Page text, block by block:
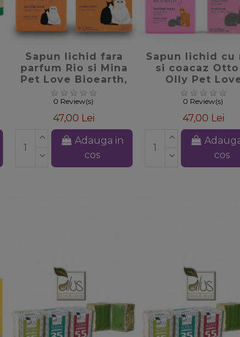
favorite_border
Sapun lichid fara
parfum Rio si Mina
Pet Love Bioearth,
300ml
0 Review(s)
47,00 Lei
Adauga in
cos
Sapun lichid cu
si coacaz Otto
Olly Pet
Bioearth,
0 Review(s)
47,00 Lei
cos